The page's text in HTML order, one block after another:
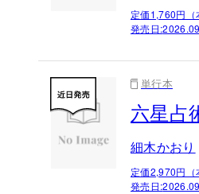
定価1,760円（
発売日:
単行本
六星占
細木かおり
定価2,970円（
発売日: